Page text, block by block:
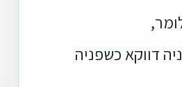
דווקא כשפניה